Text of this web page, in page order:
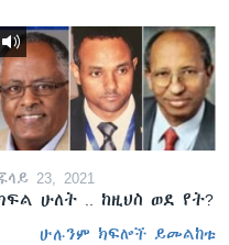
23, 2021
ሁለት .. ከዚህስ ወደ የት?
ሁሉንም ክፍሎች ይመልከቱ